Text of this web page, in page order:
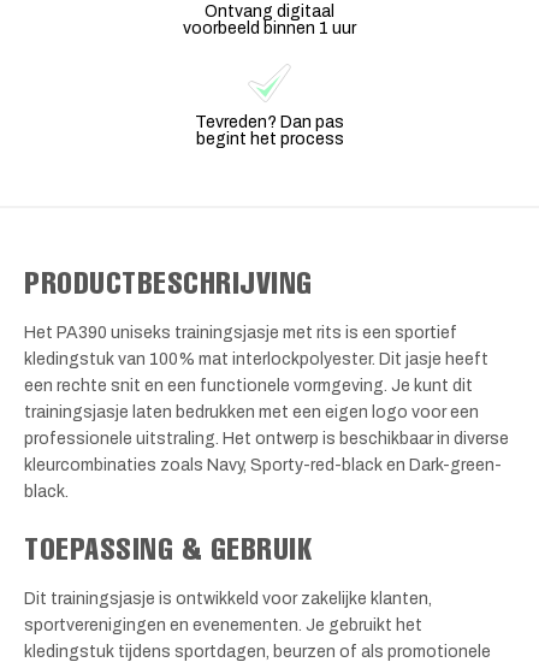
Ontvang digitaal
voorbeeld binnen 1 uur
Tevreden? Dan pas
begint het process
PRODUCTBESCHRIJVING
Het PA390 uniseks trainingsjasje met rits is een sportief
kledingstuk van 100% mat interlockpolyester. Dit jasje heeft
een rechte snit en een functionele vormgeving. Je kunt dit
trainingsjasje laten bedrukken met een eigen logo voor een
professionele uitstraling. Het ontwerp is beschikbaar in diverse
kleurcombinaties zoals Navy, Sporty-red-black en Dark-green-
black.
TOEPASSING & GEBRUIK
Dit trainingsjasje is ontwikkeld voor zakelijke klanten,
sportverenigingen en evenementen. Je gebruikt het
kledingstuk tijdens sportdagen, beurzen of als promotionele